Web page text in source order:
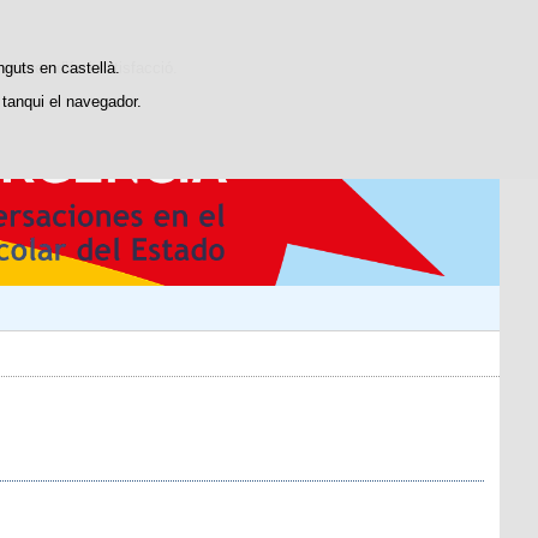
d'ús i satisfacció.
en castellà.
el navegador.